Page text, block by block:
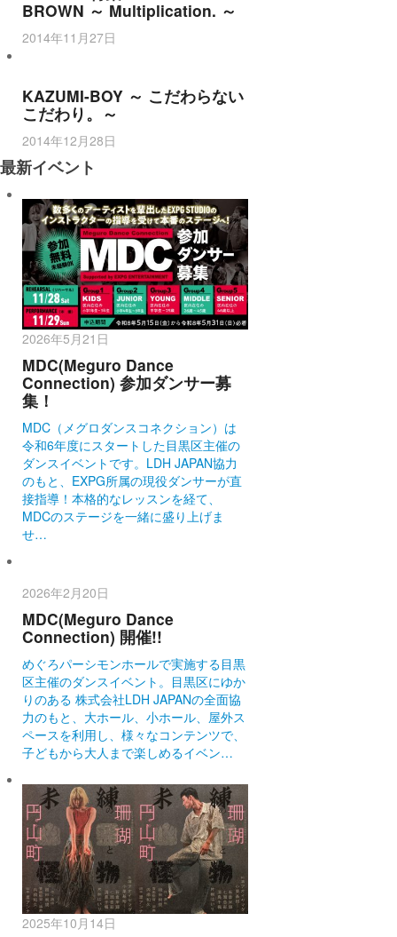
BROWN ～ Multiplication. ～
2014年11月27日
KAZUMI-BOY ～ こだわらない
こだわり。～
2014年12月28日
最新イベント
2026年5月21日
MDC(Meguro Dance
Connection) 参加ダンサー募
集！
MDC（メグロダンスコネクション）は
令和6年度にスタートした目黒区主催の
ダンスイベントです。LDH JAPAN協力
のもと、EXPG所属の現役ダンサーが直
接指導！本格的なレッスンを経て、
MDCのステージを一緒に盛り上げま
せ…
2026年2月20日
MDC(Meguro Dance
Connection) 開催!!
めぐろパーシモンホールで実施する目黒
区主催のダンスイベント。目黒区にゆか
りのある 株式会社LDH JAPANの全面協
力のもと、大ホール、小ホール、屋外ス
ペースを利用し、様々なコンテンツで、
子どもから大人まで楽しめるイベン…
2025年10月14日